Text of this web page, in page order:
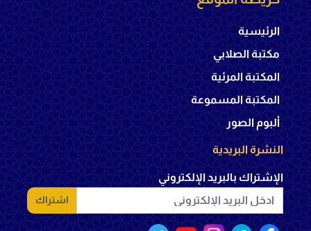
الرئيسية
مكتبة الصلابي
المكتبة المرئية
المكتبة المسموعة
ألبوم الصور
النشرة البريدية
الإشتراك بالبريد الإلكتروني
اشتراك